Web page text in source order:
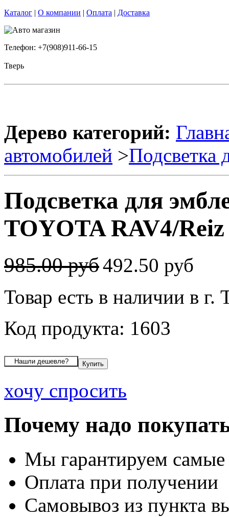
Каталог | О компании | Оплата | Доставка
Телефон: +7(908)911-66-15
Тверь
Дерево категорий:
автомобилей >Подсветка
Подсветка для
TOYOTA RAV4/Reiz
985.00 руб492.50 руб
Товар есть в наличии в г.
Код продукта: 1603
хочу спросить
Почему надо
Мы гарантируем
Оплата при получении
Самовывоз из пункта